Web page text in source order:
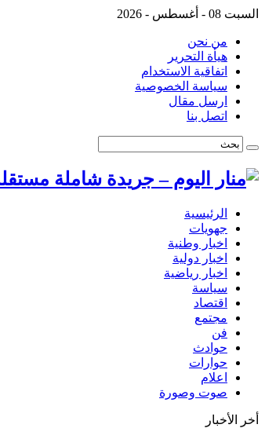
السبت 08 - أغسطس - 2026
من نحن
هيأة التحرير
اتفاقية الاستخدام
سياسة الخصوصية
ارسل مقال
اتصل بنا
الرئيسية
جهويات
اخبار وطنية
اخبار دولية
اخبار رياضية
سياسة
اقتصاد
مجتمع
فن
حوادث
حوارات
اعلام
صوت وصورة
أخر الأخبار